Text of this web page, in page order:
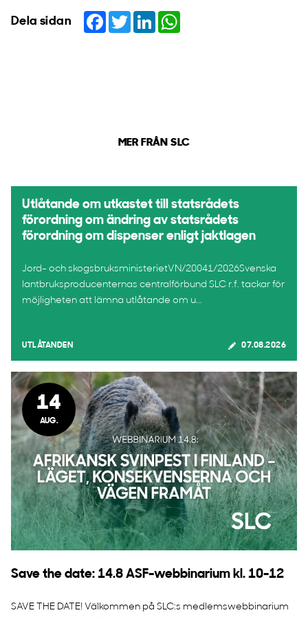
Dela sidan Facebook
TwitterLinkedIn
MER FRÅN SLC
Utlåtande om utkastet till statsrådets
förordning om ändring av statsrådets
förordning om dispenser enligt jaktlagen
Jord- och skogsbruksministerietVN/20041/2026Svenska
lantbruksproducenternas centralförbund SLC r.f. tackar för
möjligheten att lämna utlåtande om u...
UTLÅTANDEN 07.08.2026
14
AUG.
Save the date: 14.8 ASF-webbinarium kl. 10-12
SAVE THE DATE! Välkommen på SLC:s medlemswebbinarium